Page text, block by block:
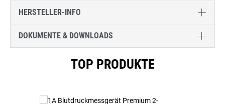
HERSTELLER-INFO
DOKUMENTE & DOWNLOADS
TOP PRODUKTE